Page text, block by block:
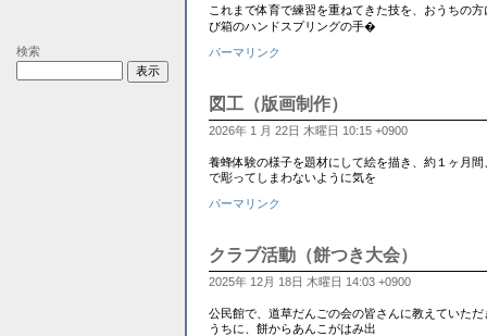
検索
これまで体育で練習を重ねてきた技を、おうちの
び箱のハンドスプリングの手�
パーマリンク
図工（版画制作）
2026年 1 月 22日 木曜日 10:15 +0900
養蜂体験の様子を題材にして絵を描き、約１ヶ月
で彫ってしまわないように気を
パーマリンク
クラブ活動（餅つき大会）
2025年 12月 18日 木曜日 14:03 +0900
公民館で、道草だんごの会の皆さんに教えていた
うちに、餅からあんこがはみ出